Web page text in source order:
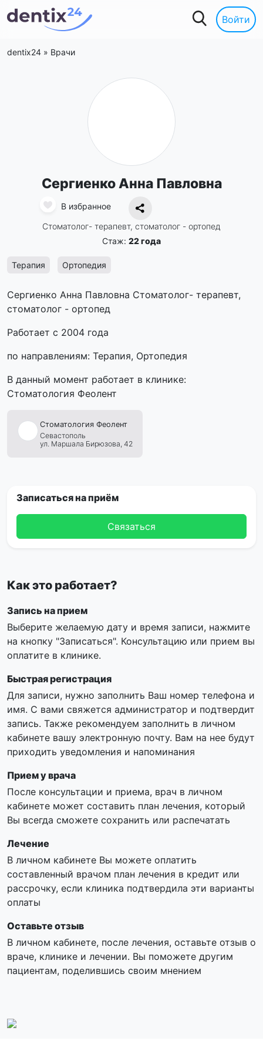
Войти
dentix24 » Врачи
Сергиенко Анна Павловна
В избранное
Стоматолог- терапевт, стоматолог - ортопед
Стаж: 22 года
Терапия Ортопедия
Сергиенко Анна Павловна Стоматолог- терапевт,
стоматолог - ортопед
Работает с 2004 года
по направлениям: Терапия, Ортопедия
В данный момент работает в клинике:
Стоматология Феолент
Стоматология Феолент
Севастополь
ул. Маршала Бирюзова, 42
Записаться на приём
Связаться
Как это работает?
Запись на прием
Выберите желаемую дату и время записи, нажмите
на кнопку "Записаться". Консультацию или прием вы
оплатите в клинике.
Быстрая регистрация
Для записи, нужно заполнить Ваш номер телефона и
имя. С вами свяжется администратор и подтвердит
запись. Также рекомендуем заполнить в личном
кабинете вашу электронную почту. Вам на нее будут
приходить уведомления и напоминания
Прием у врача
После консультации и приема, врач в личном
кабинете может составить план лечения, который
Вы всегда сможете сохранить или распечатать
Лечение
В личном кабинете Вы можете оплатить
составленный врачом план лечения в кредит или
рассрочку, если клиника подтвердила эти варианты
оплаты
Оставьте отзыв
В личном кабинете, после лечения, оставьте отзыв о
враче, клинике и лечении. Вы поможете другим
пациентам, поделившись своим мнением